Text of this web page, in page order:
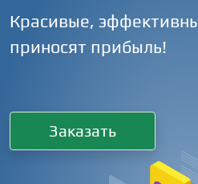
Красивые,
приносят прибыль!
Заказать